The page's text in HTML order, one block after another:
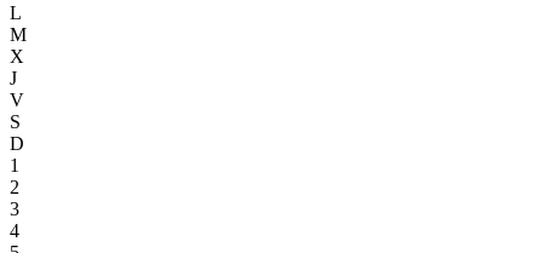
L
M
X
J
V
S
D
1
2
3
4